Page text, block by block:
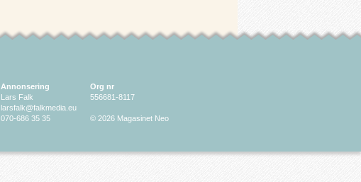
Annonsering
Lars Falk
larsfalk@falkmedia.eu
070-686 35 35
Org nr
556681-8117
© 2026 Magasinet Neo